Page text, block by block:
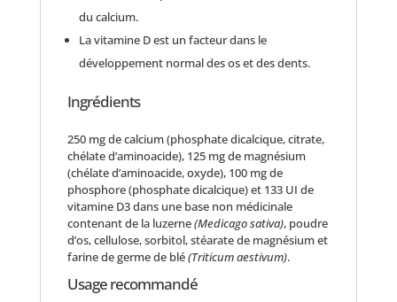
du calcium.
La vitamine D est un facteur dans le
développement normal des os et des dents.
Ingrédients
250 mg de calcium (phosphate dicalcique, citrate,
chélate d’aminoacide), 125 mg de magnésium
(chélate d’aminoacide, oxyde), 100 mg de
phosphore (phosphate dicalcique) et 133 UI de
vitamine D3 dans une base non médicinale
contenant de la luzerne(Medicago sativa), poudre
d’os, cellulose, sorbitol, stéarate de magnésium et
farine de germe de blé(Triticum aestivum).
Usage recommandé